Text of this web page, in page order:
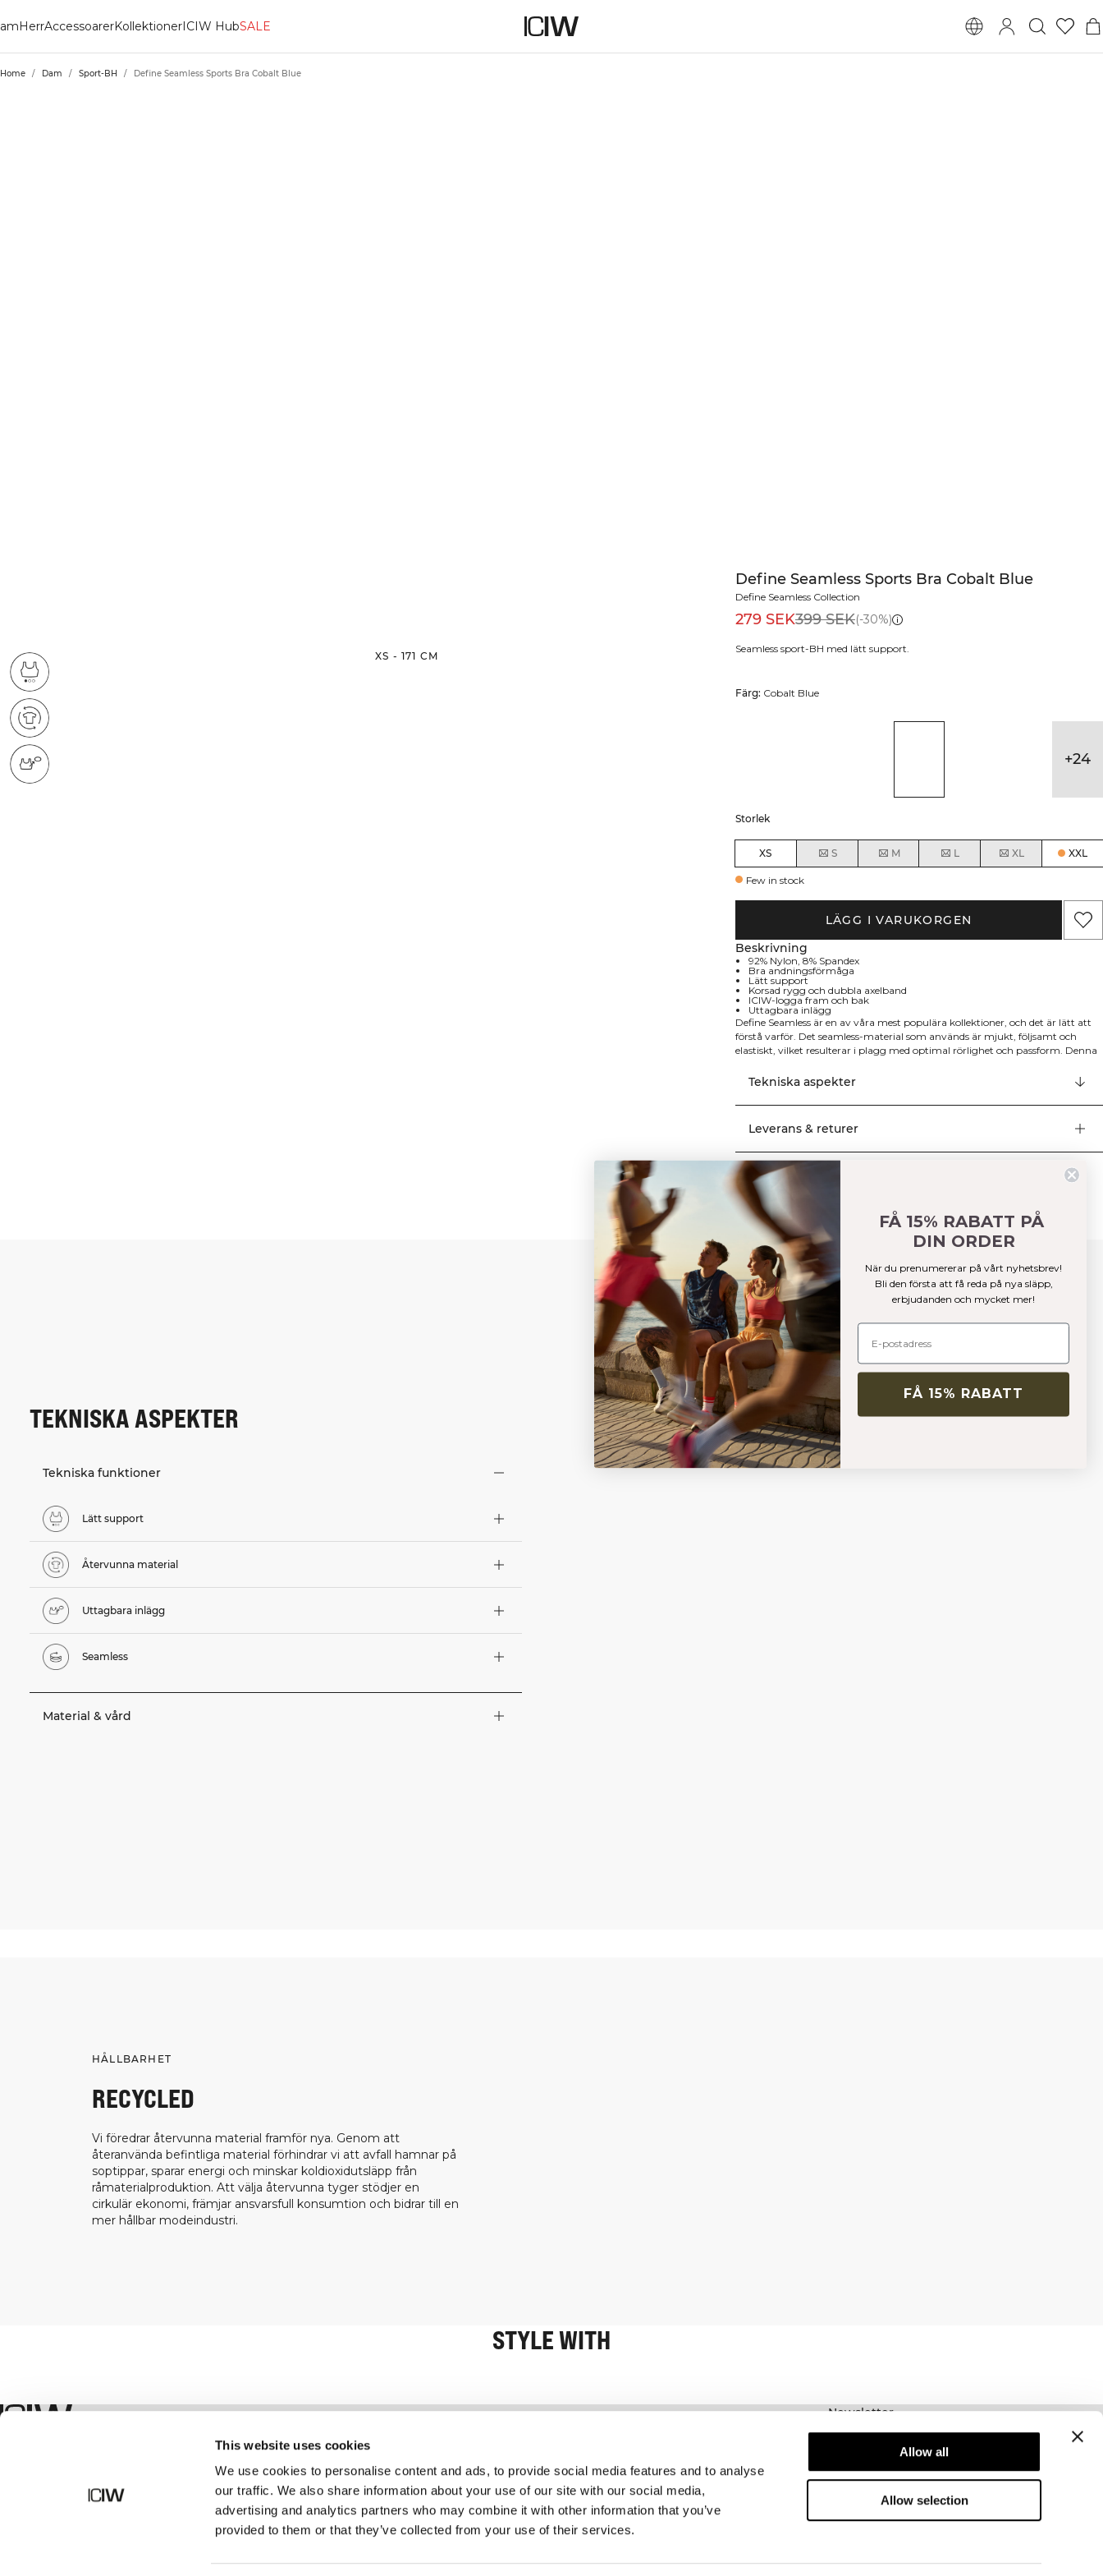
This website uses cookies
We use cookies to personalise content and ads, to provide social media features and to analyse
our traffic. We also share information about your use of our site with our social media,
advertising and analytics partners who may combine it with other information that you’ve
provided to them or that they’ve collected from your use of their services.
Allow all
Allow selection
HerrAccessoarerKollektionerICIW HubSALE
Home / Dam / Sport-BH / Define Seamless Sports Bra Cobalt Blue
XS - 171 CM
Define Seamless Sports Bra Cobalt Blue
Define Seamless Collection
279 SEK399 SEK(-30%)
Seamless sport-BH med lätt support.
Färg: Cobalt Blue
+24
Storlek
XS S M L XL XXL
Few in stock
LÄGG I VARUKORGEN
Beskrivning
92% Nylon, 8% Spandex
Bra andningsförmåga
Lätt support
Korsad rygg och dubbla axelband
ICIW-logga fram och bak
Uttagbara inlägg
Define Seamless är en av våra mest populära kollektioner, och det är lätt att
förstå varför. Det seamless-material som används är mjukt, följsamt och
elastiskt, vilket resulterar i plagg med optimal rörlighet och passform. Denna
att den håller sig på plats och ger en bekväm passform. Snygga detaljer i
tyget med ICIW-logga på både fram- och baksida. Korsad rygg och dubbla
axelband ger en stilren look och bekväm design. Bra andningsförmåga, ICIW-
för en bekväm känsla. 92% Nylon, 8% Elastan
Tekniska aspekter
Leverans & returer
Liknande produkter
TEKNISKA ASPEKTER
Tekniska funktioner
Lätt support
Återvunna material
Uttagbara inlägg
Seamless
Material & vård
HÅLLBARHET
RECYCLED
Vi föredrar återvunna material framför nya. Genom att
återanvända befintliga material förhindrar vi att avfall hamnar på
soptippar, sparar energi och minskar koldioxidutsläpp från
råmaterialproduktion. Att välja återvunna tyger stödjer en
cirkulär ekonomi, främjar ansvarsfull konsumtion och bidrar till en
mer hållbar modeindustri.
STYLE WITH
Newsletter
Prenumerera på vårt nyhetsbrev! Få exklusiva
erbjudanden, våra senaste nyheter och mycket
mer.
FÅ 15% RABATT PÅ
DIN ORDER
När du prenumererar på vårt nyhetsbrev!
Bli den första att få reda på nya släpp,
erbjudanden och mycket mer!
FÅ 15% RABATT